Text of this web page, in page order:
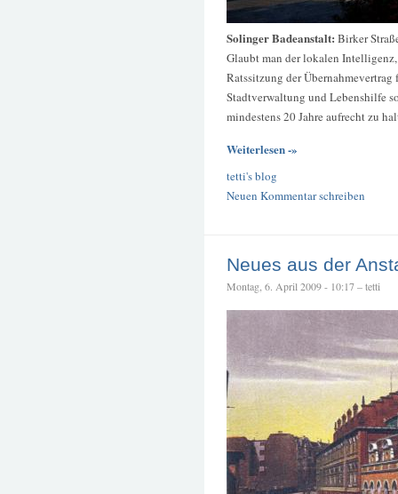
Solinger Badeanstalt: Birker
Glaubt man der lokalen
Ratssitzung der
Stadtverwaltung und Lebenshilfe
mindestens 20 Jahre aufrecht zu
Weiterlesen -»
tetti's blog
Neuen Kommentar schreiben
Neues aus der
Montag, 6. April 2009 - 10:17 – tetti